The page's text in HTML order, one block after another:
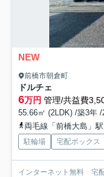
NEW
前橋市朝倉町
ドルチェ
6万円 管理/共益費
55.66㎡ (2LDK) /築3年 /
両毛線「前橋大島」
駐輪場 宅配ボックス
インターネット無料 宅